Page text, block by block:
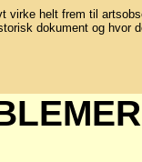
virke helt frem til
dokument og hvor